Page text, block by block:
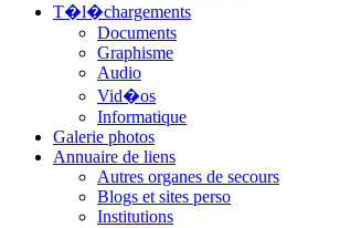
T�l�chargements
Documents
Graphisme
Audio
Vid�os
Informatique
Galerie photos
Annuaire de liens
Autres organes de secours
Blogs et sites perso
Institutions